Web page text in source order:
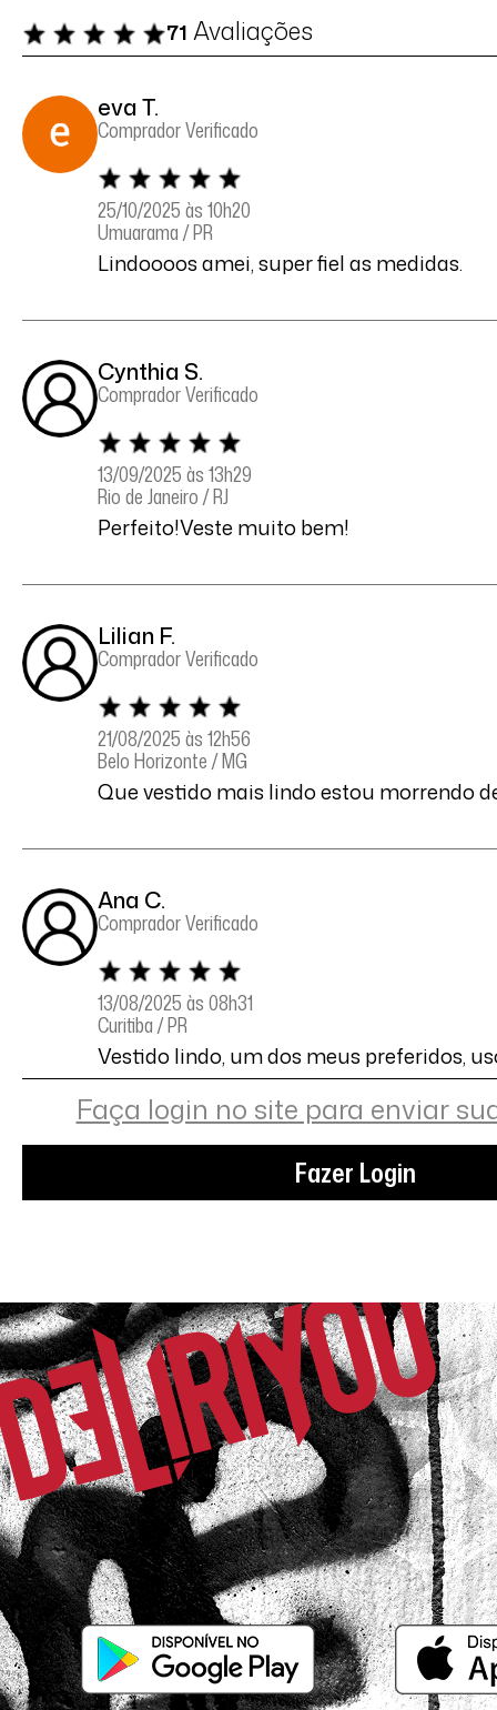
71 Avaliações
eva T.
Comprador Verificado
25/10/2025 às 10h20
Umuarama / PR
Lindoooos amei, super fiel as medidas.
Cynthia S.
Comprador Verificado
13/09/2025 às 13h29
Rio de Janeiro / RJ
Perfeito!Veste muito bem!
Lilian F.
Comprador Verificado
21/08/2025 às 12h56
Belo Horizonte / MG
Que vestido mais lindo estou morrendo
Ana C.
Comprador Verificado
13/08/2025 às 08h31
Curitiba / PR
Vestido lindo, um dos meus preferidos,
da delírio.
Comprador Verificado
Salvador / BA
Excelente
Raissa T.
Comprador Verificado
26/05/2026 às 19h26
Vila Velha / ES
Ele é perfeito! Veste muito bem :) pedi no
Faça login no site para enviar
Fazer Login